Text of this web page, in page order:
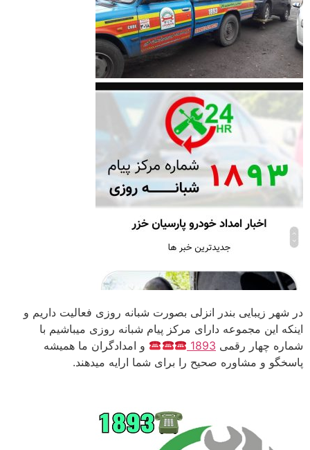
در شهر زیبایی بندر انزلی بصورت شبانه روزی فعالیت داریم و
اینکه این مجموعه دارای مرکز پیام شبانه روزی میباشیم با
شماره چهار رقمی 1893
و امدادگران ما همیشه
پاسخگو و مشاوره صحیح را برای شما ارایه میدهند.